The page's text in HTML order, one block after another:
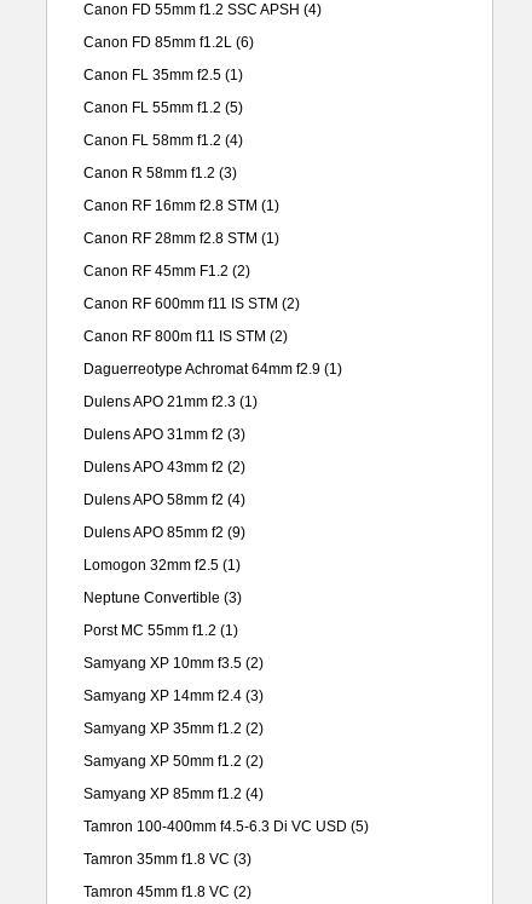
Canon FD 55mm f1.2 SSC APSH (4)
Canon FD 85mm f1.2L (6)
Canon FL 35mm f2.5 (1)
Canon FL 55mm f1.2 (5)
Canon FL 58mm f1.2 (4)
Canon R 58mm f1.2 (3)
Canon RF 16mm f2.8 STM (1)
Canon RF 28mm f2.8 STM (1)
Canon RF 45mm F1.2 (2)
Canon RF 600mm f11 IS STM (2)
Canon RF 800m f11 IS STM (2)
Daguerreotype Achromat 64mm f2.9 (1)
Dulens APO 21mm f2.3 (1)
Dulens APO 31mm f2 (3)
Dulens APO 43mm f2 (2)
Dulens APO 58mm f2 (4)
Dulens APO 85mm f2 (9)
Lomogon 32mm f2.5 (1)
Neptune Convertible (3)
Porst MC 55mm f1.2 (1)
Samyang XP 10mm f3.5 (2)
Samyang XP 14mm f2.4 (3)
Samyang XP 35mm f1.2 (2)
Samyang XP 50mm f1.2 (2)
Samyang XP 85mm f1.2 (4)
Tamron 100-400mm f4.5-6.3 Di VC USD (5)
Tamron 35mm f1.8 VC (3)
Tamron 45mm f1.8 VC (2)